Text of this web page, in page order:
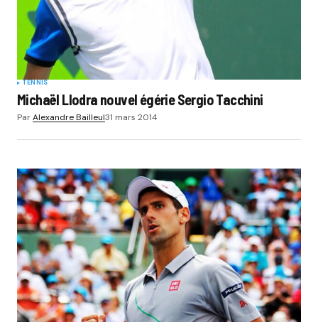
TENNIS
Michaël Llodra nouvel égérie Sergio Tacchini
ParAlexandre Bailleul31 mars 2014